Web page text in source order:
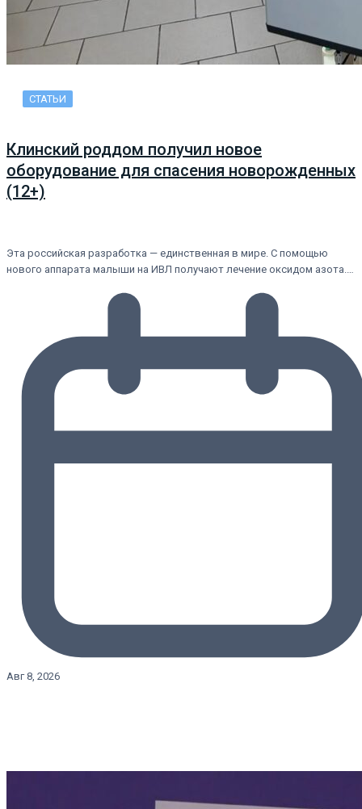
СТАТЬИ
Клинский роддом получил новое
оборудование для спасения новорожденных
(12+)
Эта российская разработка — единственная в мире. С помощью
нового аппарата малыши на ИВЛ получают лечение оксидом азота.…
Авг 8, 2026